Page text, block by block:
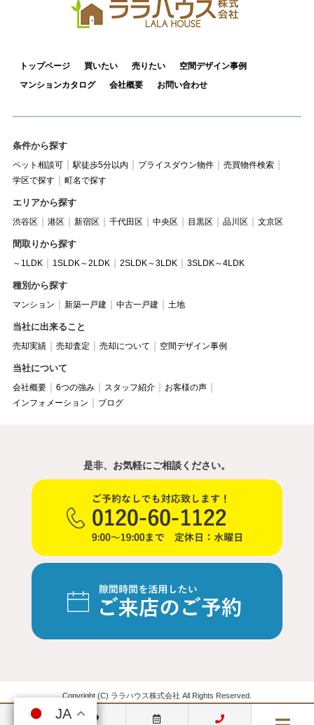
JA
JA
トップページ 買いたい 売りたい
空間デザイン事例
マンションカタログ
会社概要 お問い合わせ
条件から探す
ペット相談可 駅徒歩5分以内 プライスダウン物件
売買物件検索
学区で探す
町名で探す
エリアから探す
渋谷区 港区 新宿区 千代田区 中央区 目黒区 品川区 文京区
間取りから探す
～1LDK 1SLDK～2LDK 2SLDK～3LDK 3SLDK～4LDK
種別から探す
マンション 新築一戸建 中古一戸建 土地
当社に出来ること
売却実績 売却査定 売却について 空間デザイン事例
当社について
会社概要 6つの強み スタッフ紹介
お客様の声
インフォメーション
ブログ
是非、お気軽にご相談ください。
Copyright (C) ララハウス株式会社 All Rights Reserved.
JA
JA